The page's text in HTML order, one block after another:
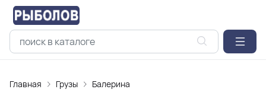
Главная Грузы Балерина